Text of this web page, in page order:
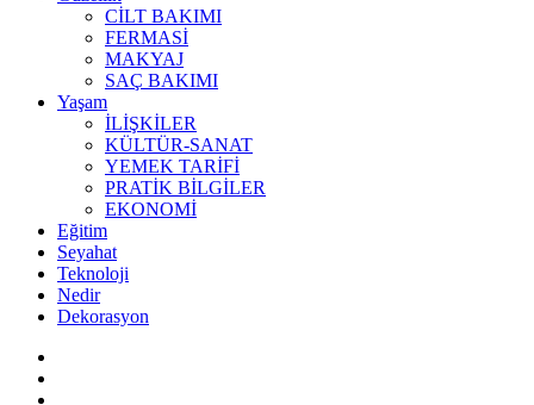
CİLT BAKIMI
FERMASİ
MAKYAJ
SAÇ BAKIMI
Yaşam
İLİŞKİLER
KÜLTÜR-SANAT
YEMEK TARİFİ
PRATİK BİLGİLER
EKONOMİ
Eğitim
Seyahat
Teknoloji
Nedir
Dekorasyon